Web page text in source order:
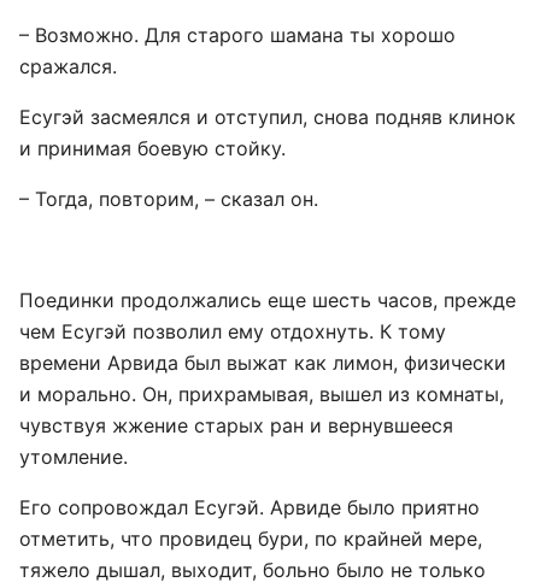
– Возможно. Для старого шамана ты хорошо
сражался.
Есугэй засмеялся и отступил, снова подняв клинок
и принимая боевую стойку.
– Тогда, повторим, – сказал он.
Поединки продолжались еще шесть часов, прежде
чем Есугэй позволил ему отдохнуть. К тому
времени Арвида был выжат как лимон, физически
и морально. Он, прихрамывая, вышел из комнаты,
чувствуя жжение старых ран и вернувшееся
утомление.
Его сопровождал Есугэй. Арвиде было приятно
отметить, что провидец бури, по крайней мере,
тяжело дышал, выходит, больно было не только